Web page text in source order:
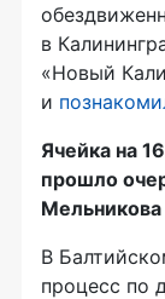
в
«Новый
и
​Ячейка на
прошло
Мельникова
В
процесс по